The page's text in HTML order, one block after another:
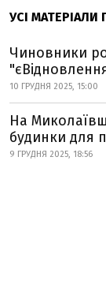
УСІ МАТЕРІАЛИ
Чиновники
10 ГРУДНЯ 2025, 15:00
На
будинки для
9 ГРУДНЯ 2025, 18:56